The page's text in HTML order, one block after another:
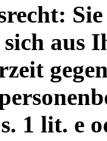
aus
1 lit. e